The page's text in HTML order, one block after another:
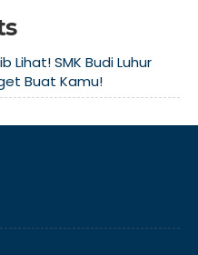
Lihat! SMK Budi Luhur
Buat Kamu!